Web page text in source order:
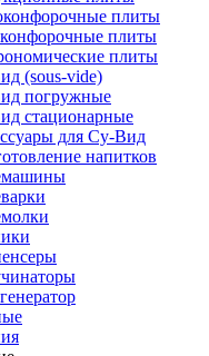
плиты
плиты
плиты
(sous-vide)
погружные
стационарные
для Су-Вид
напитков